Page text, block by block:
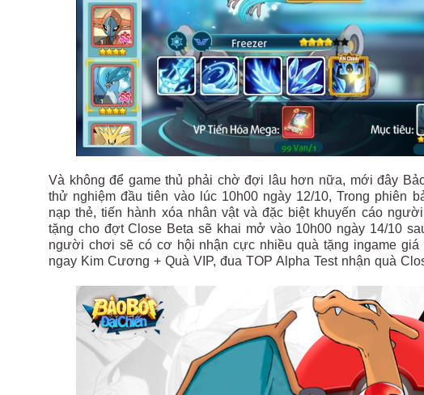
Và không để game thủ phải chờ đợi lâu hơn nữa, mới đây
thử nghiệm đầu tiên vào lúc 10h00 ngày 12/10, Trong phiên
nạp thẻ, tiến hành xóa nhân vật và đặc biệt khuyến cáo
tặng cho đợt Close Beta sẽ khai mở vào 10h00 ngày 14/10
người chơi sẽ có cơ hội nhận cực nhiều quà tặng ingame
ngay Kim Cương + Quà VIP, đua TOP Alpha Test nhận quà